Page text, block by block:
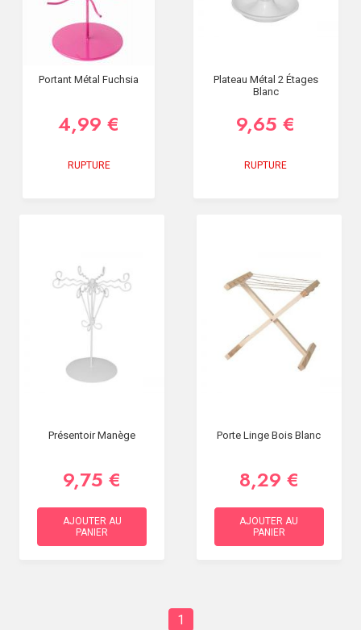
Portant Métal Fuchsia
4,99 €
RUPTURE
Plateau Métal 2 Étages
Blanc
9,65 €
RUPTURE
Présentoir Manège
9,75 €
AJOUTER AU
PANIER
Porte Linge Bois Blanc
8,29 €
AJOUTER AU
PANIER
1